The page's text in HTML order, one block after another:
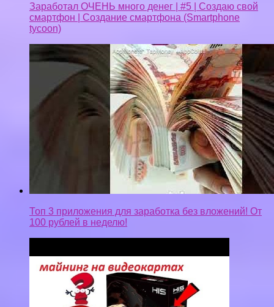
Заработал ОЧЕНЬ много денег | #5 | Создаю свой
смартфон | Создание смартфона (Smartphone
tycoon)
Топ 3 приложения для заработка без вложений! От
100 рублей в неделю!